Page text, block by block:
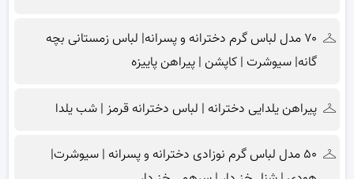
۷۰ مدل لباس گرم دخترانه و پسرانه| لباس زمستانی بچه
گانه| سیوشرت | کاپشن | پیراهن پاییزه
پیراهن یلدایی دخترانه | لباس دخترانه قرمز | شب یلدا
۵۰ مدل لباس گرم نوزادی دخترانه و پسرانه | سیوشرت|